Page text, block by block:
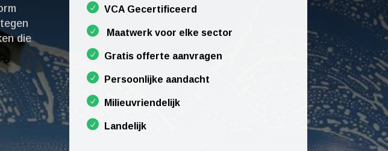
die
VCA Gecertificeerd
Maatwerk voor elke sector
Gratis offerte aanvragen
Persoonlijke aandacht
Milieuvriendelijk
Landelijk